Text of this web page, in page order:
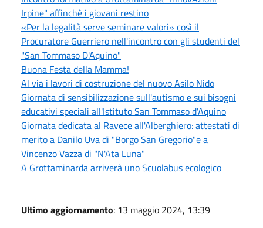
Irpine" affinchè i giovani restino
«Per la legalità serve seminare valori» così il
Procuratore Guerriero nell'incontro con gli studenti del
"San Tommaso D'Aquino"
Buona Festa della Mamma!
Al via i lavori di costruzione del nuovo Asilo Nido
Giornata di sensibilizzazione sull'autismo e sui bisogni
educativi speciali all'Istituto San Tommaso d'Aquino
Giornata dedicata al Ravece all'Alberghiero: attestati di
merito a Danilo Uva di "Borgo San Gregorio"e a
Vincenzo Vazza di "N'Ata Luna"
A Grottaminarda arriverà uno Scuolabus ecologico
Ultimo aggiornamento: 13 maggio 2024, 13:39